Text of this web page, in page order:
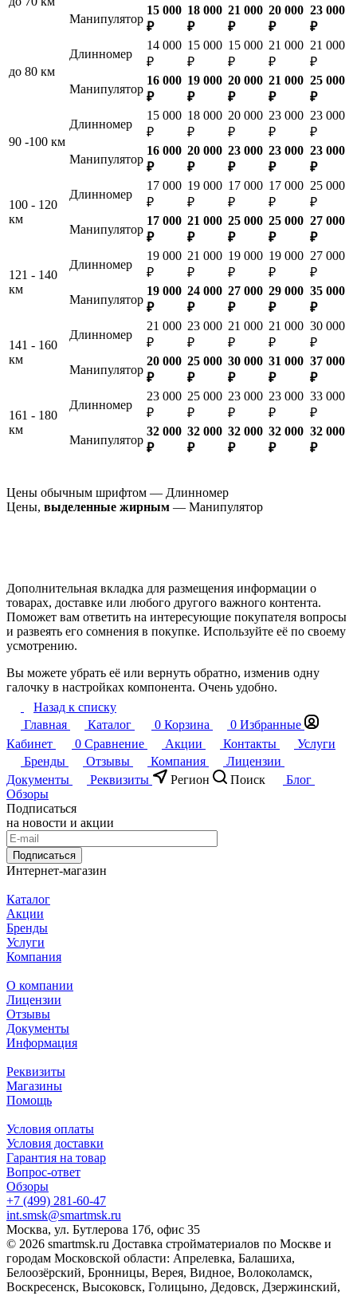
Манипулятор
15 000
₽
18 000
₽
21 000
₽
20 000
₽
23 000
₽
до 80 км
Длинномер
14 000
₽
15 000
₽
15 000
₽
21 000
₽
21 000
₽
Манипулятор
16 000
₽
19 000
₽
20 000
₽
21 000
₽
25 000
₽
90 -100 км
Длинномер
15 000
₽
18 000
₽
20 000
₽
23 000
₽
23 000
₽
Манипулятор
16 000
₽
20 000
₽
23 000
₽
23 000
₽
23 000
₽
100 - 120
км
Длинномер
17 000
₽
19 000
₽
17 000
₽
17 000
₽
25 000
₽
Манипулятор
17 000
₽
21 000
₽
25 000
₽
25 000
₽
27 000
₽
121 - 140
км
Длинномер
19 000
₽
21 000
₽
19 000
₽
19 000
₽
27 000
₽
Манипулятор
19 000
₽
24 000
₽
27 000
₽
29 000
₽
35 000
₽
141 - 160
км
Длинномер
21 000
₽
23 000
₽
21 000
₽
21 000
₽
30 000
₽
Манипулятор
20 000
₽
25 000
₽
30 000
₽
31 000
₽
37 000
₽
161 - 180
км
Длинномер
23 000
₽
25 000
₽
23 000
₽
23 000
₽
33 000
₽
Манипулятор
32 000
₽
32 000
₽
32 000
₽
32 000
₽
32 000
₽
Цены обычным шрифтом — Длинномер
Цены, выделенные жирным — Манипулятор
Дополнительная вкладка для размещения информации о
товарах, доставке или любого другого важного контента.
Поможет вам ответить на интересующие покупателя вопросы
и развеять его сомнения в покупке. Используйте её по своему
усмотрению.
Вы можете убрать её или вернуть обратно, изменив одну
галочку в настройках компонента. Очень удобно.
Назад к списку
Главная
Каталог 0 Корзина 0 Избранные
Кабинет
0 Сравнение Акции Контакты
Услуги
Бренды
Отзывы Компания
Лицензии
Документы
Реквизиты Регион Поиск
Блог
Обзоры
Подписаться
на новости и акции
Подписаться
Интернет-магазин
Каталог
Акции
Бренды
Услуги
Компания
О компании
Лицензии
Отзывы
Документы
Информация
Реквизиты
Магазины
Помощь
Условия оплаты
Условия доставки
Гарантия на товар
Вопрос-ответ
Обзоры
+7 (499) 281-60-47
int.smsk@smartmsk.ru
Москва, ул. Бутлерова 17б, офис 35
© 2026 smartmsk.ru Доставка стройматериалов по Москве и
городам Московской области: Апрелевка, Балашиха,
Белоозёрский, Бронницы, Верея, Видное, Волоколамск,
Воскресенск, Высоковск, Голицыно, Дедовск, Дзержинский,